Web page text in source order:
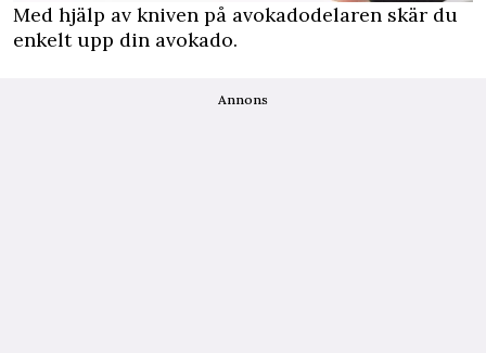
Med hjälp av kniven på avokadodelaren skär du
enkelt upp din avokado.
Annons